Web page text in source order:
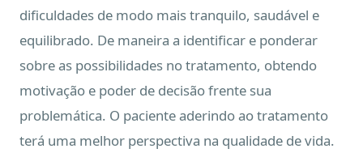
dificuldades de modo mais tranquilo, saudável e
equilibrado. De maneira a identificar e ponderar
sobre as possibilidades no tratamento, obtendo
motivação e poder de decisão frente sua
problemática. O paciente aderindo ao tratamento
terá uma melhor perspectiva na qualidade de vida.